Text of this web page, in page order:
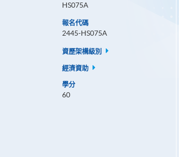
HS075A
報名代碼
2445-HS075A
資歷架構級別
經濟資助
學分
60